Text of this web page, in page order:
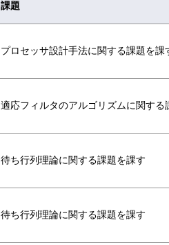
課題
プロセッサ設計手法に関する課題を課
適応フィルタのアルゴリズムに関する
待ち行列理論に関する課題を課す
待ち行列理論に関する課題を課す